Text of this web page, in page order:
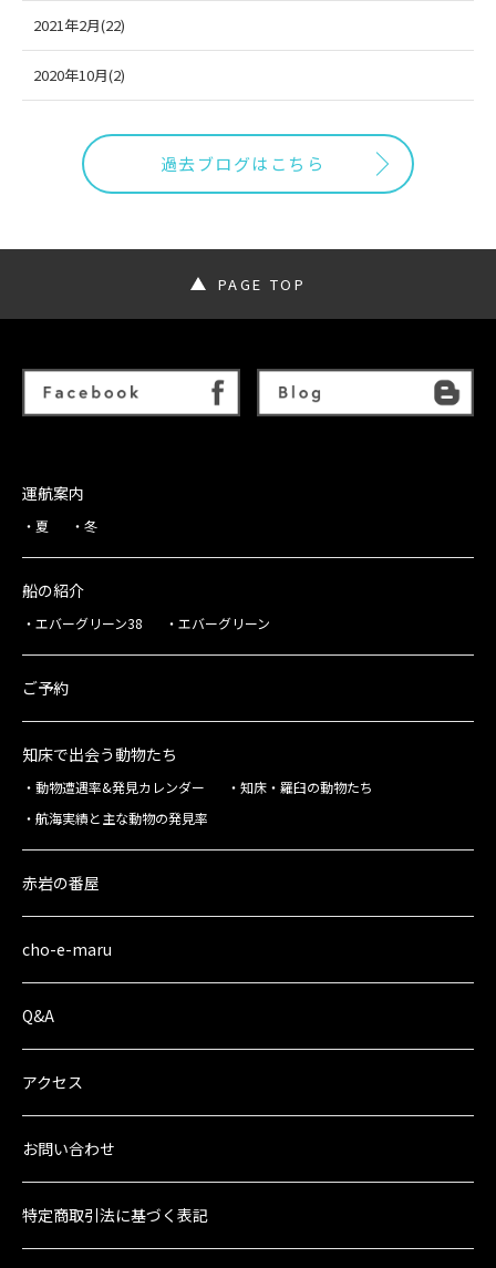
2021年2月(22)
2020年10月(2)
過去ブログはこちら
PAGE TOP
運航案内
夏 冬
船の紹介
エバーグリーン38 エバーグリーン
ご予約
知床で出会う動物たち
動物遭遇率&発見カレンダー
知床・羅臼の動物たち
航海実績と主な動物の発見率
赤岩の番屋
cho-e-maru
Q&A
アクセス
お問い合わせ
特定商取引法に基づく表記